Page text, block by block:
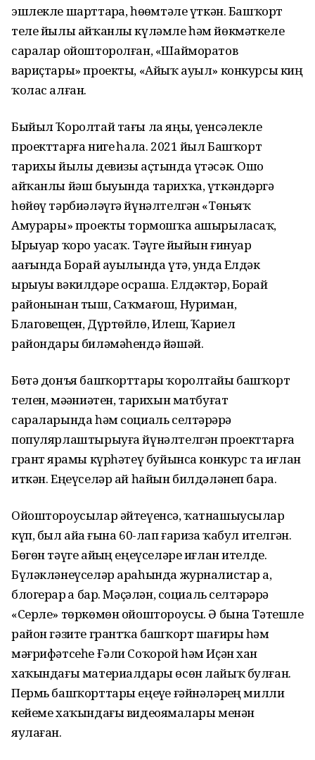
эшлекле шарттарҙа, һөҙөмтәле үткән. Башҡорт
теле йылы айҡанлы күләмле һәм йөкмәткеле
саралар ойошторолған, «Шайморатов
вариҫтары» проекты, «Айыҡ ауыл» конкурсы киң
ҡолас алған.
Быйыл Ҡоролтай тағы ла яңы, үҙенсәлекле
проекттарға нигеҙ һала. 2021 йыл Башҡорт
тарихы йылы девизы аҫтында үтәсәк. Ошо
айҡанлы йәш быуында тарихҡа, үткәндәргә
һөйөү тәрбиәләүгә йүнәлтелгән «Төньяҡ
Амурҙары» проекты тормошҡа ашырыласаҡ,
Ырыуҙар ҡоро уҙасаҡ. Тәүге йыйын ғинуар
аҙағында Борай ауылында үтә, унда Елдәк
ырыуы вәкилдәре осраша. Елдәктәр, Борай
районынан тыш, Саҡмағош, Нуриман,
Благовещен, Дүртөйлө, Илеш, Ҡариҙел
райондары биләмәһендә йәшәй.
Бөтә донъя башҡорттары ҡоролтайы башҡорт
телен, мәҙәниәтен, тарихын матбуғат
сараларында һәм социаль селтәрҙәрҙә
популярлаштырыуға йүнәлтелгән проекттарға
грант ярҙамы күрһәтеү буйынса конкурс та иғлан
иткән. Еңеүселәр ай һайын билдәләнеп бара.
Ойоштороусылар әйтеүенсә, ҡатнашыусылар
күп, был айҙа ғына 60-лап ғариза ҡабул ителгән.
Бөгөн тәүге айҙың еңеүселәре иғлан ителде.
Бүләкләнеүселәр араһында журналистар ҙа,
блогерҙар ҙа бар. Мәҫәлән, социаль селтәрҙәрҙә
«Серле» төркөмөн ойоштороусы. Ә бына Тәтешле
район гәзите грантҡа башҡорт шағиры һәм
мәғрифәтсеһе Ғәли Соҡорой һәм Иҫән хан
хаҡындағы материалдары өсөн лайыҡ булған.
Пермь башҡорттары еңеүҙе ғәйнәләрҙең милли
кейеме хаҡындағы видеояҙмалары менән
яулаған.